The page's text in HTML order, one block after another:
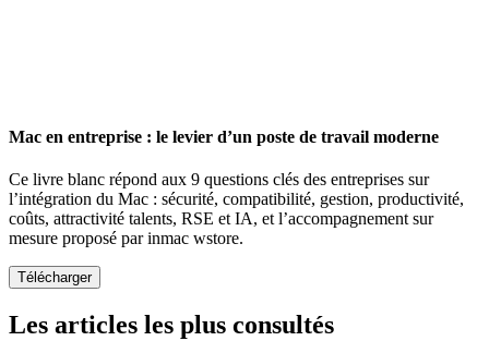
Mac en entreprise : le levier d’un poste de travail moderne
Ce livre blanc répond aux 9 questions clés des entreprises sur
l’intégration du Mac : sécurité, compatibilité, gestion, productivité,
coûts, attractivité talents, RSE et IA, et l’accompagnement sur
mesure proposé par inmac wstore.
Les articles les plus consultés